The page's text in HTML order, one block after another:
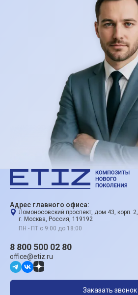
Адрес главного офиса:
Ломоносовский проспект, дом 43, корп. 2,
г. Москва, Россия, 119192
ПН - ПТ с 9:00 до 18:00
8 800 500 02 80
office@etiz.ru
Заказать звонок